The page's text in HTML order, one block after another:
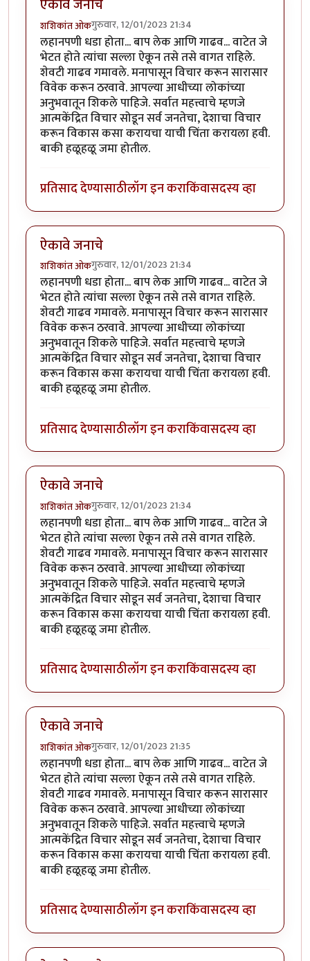
ऐकावे जनाचे
शशिकांत ओकगुरुवार, 12/01/2023 21:34
लहानपणी धडा होता... बाप लेक आणि गाढव... वाटेत जे
भेटत होते त्यांचा सल्ला ऐकून तसे तसे वागत राहिले.
शेवटी गाढव गमावले. मनापासून विचार करून सारासार
विवेक करून ठरवावे. आपल्या आधीच्या लोकांच्या
अनुभवातून शिकले पाहिजे. सर्वात महत्त्वाचे म्हणजे
आत्मकेंद्रित विचार सोडून सर्व जनतेचा, देशाचा विचार
करून विकास कसा करायचा याची चिंता करायला हवी.
बाकी हळूहळू जमा होतील.
प्रतिसाद देण्यासाठीलॉग इन कराकिंवासदस्य व्हा
ऐकावे जनाचे
शशिकांत ओकगुरुवार, 12/01/2023 21:34
लहानपणी धडा होता... बाप लेक आणि गाढव... वाटेत जे
भेटत होते त्यांचा सल्ला ऐकून तसे तसे वागत राहिले.
शेवटी गाढव गमावले. मनापासून विचार करून सारासार
विवेक करून ठरवावे. आपल्या आधीच्या लोकांच्या
अनुभवातून शिकले पाहिजे. सर्वात महत्त्वाचे म्हणजे
आत्मकेंद्रित विचार सोडून सर्व जनतेचा, देशाचा विचार
करून विकास कसा करायचा याची चिंता करायला हवी.
बाकी हळूहळू जमा होतील.
प्रतिसाद देण्यासाठीलॉग इन कराकिंवासदस्य व्हा
ऐकावे जनाचे
शशिकांत ओकगुरुवार, 12/01/2023 21:34
लहानपणी धडा होता... बाप लेक आणि गाढव... वाटेत जे
भेटत होते त्यांचा सल्ला ऐकून तसे तसे वागत राहिले.
शेवटी गाढव गमावले. मनापासून विचार करून सारासार
विवेक करून ठरवावे. आपल्या आधीच्या लोकांच्या
अनुभवातून शिकले पाहिजे. सर्वात महत्त्वाचे म्हणजे
आत्मकेंद्रित विचार सोडून सर्व जनतेचा, देशाचा विचार
करून विकास कसा करायचा याची चिंता करायला हवी.
बाकी हळूहळू जमा होतील.
प्रतिसाद देण्यासाठीलॉग इन कराकिंवासदस्य व्हा
ऐकावे जनाचे
शशिकांत ओकगुरुवार, 12/01/2023 21:35
लहानपणी धडा होता... बाप लेक आणि गाढव... वाटेत जे
भेटत होते त्यांचा सल्ला ऐकून तसे तसे वागत राहिले.
शेवटी गाढव गमावले. मनापासून विचार करून सारासार
विवेक करून ठरवावे. आपल्या आधीच्या लोकांच्या
अनुभवातून शिकले पाहिजे. सर्वात महत्त्वाचे म्हणजे
आत्मकेंद्रित विचार सोडून सर्व जनतेचा, देशाचा विचार
करून विकास कसा करायचा याची चिंता करायला हवी.
बाकी हळूहळू जमा होतील.
प्रतिसाद देण्यासाठीलॉग इन कराकिंवासदस्य व्हा